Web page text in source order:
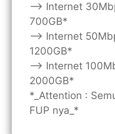
—> Internet
700GB*
—> Internet
1200GB*
—> Internet
2000GB*
*_Attention :
FUP nya_*